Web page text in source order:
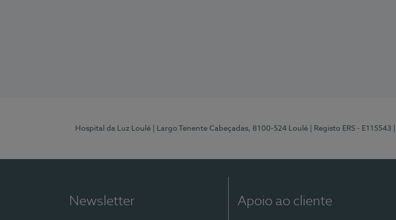
Hospital da Luz Loulé | Largo Tenente Cabeçadas, 8100-524 Loulé | Registo ERS - E115543
Newsletter Apoio ao cliente